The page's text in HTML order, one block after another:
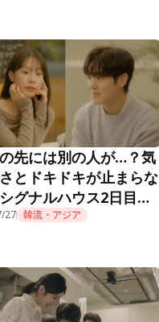
先には別の人が…？気
とドキドキが止まらな
グナルハウス2日目の
SIGNAL4』第2
27 韓流・アジア